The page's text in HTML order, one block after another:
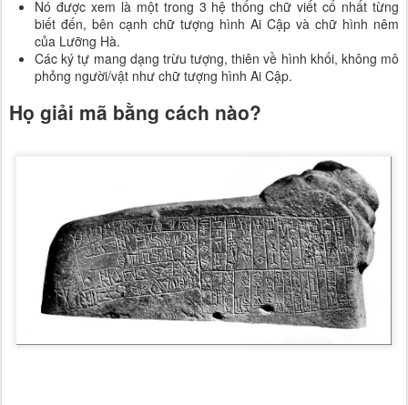
Nó được xem là một trong 3 hệ thống chữ viết cổ nhất từng
biết đến, bên cạnh chữ tượng hình Ai Cập và chữ hình nêm
của Lưỡng Hà.
Các ký tự mang dạng trừu tượng, thiên về hình khối, không mô
phỏng người/vật như chữ tượng hình Ai Cập.
Họ giải mã bằng cách nào?